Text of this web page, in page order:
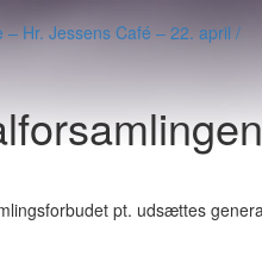
– Hr. Jessens Café – 22. april /
pt. udsættes